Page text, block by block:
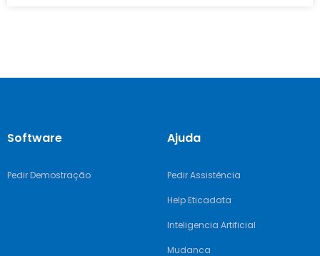
Software
Pedir Demostração
Ajuda
Pedir Assistência
Help Eticadata
Inteligencia Artificial
Mudanca